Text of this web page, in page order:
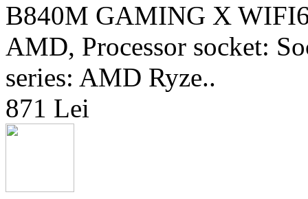
B840M GAMING X
AMD, Processor socket:
series: AMD Ryze..
871 Lei